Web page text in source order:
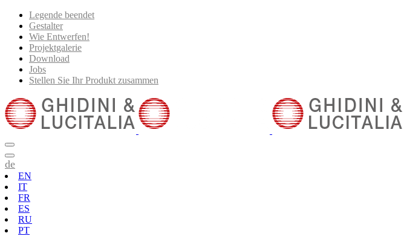
Legende beendet
Gestalter
Wie Entwerfen!
Projektgalerie
Download
Jobs
Stellen Sie Ihr Produkt zusammen
de
EN
IT
FR
ES
RU
PT